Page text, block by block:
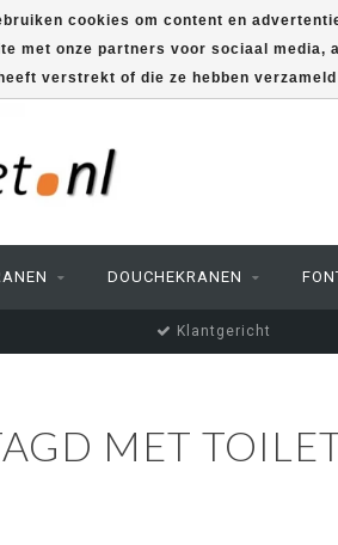
DOUCHEKRANEN
Klantgericht
MET
cookies om content en
met onze partners voor sociaal
heeft verstrekt of die ze hebben